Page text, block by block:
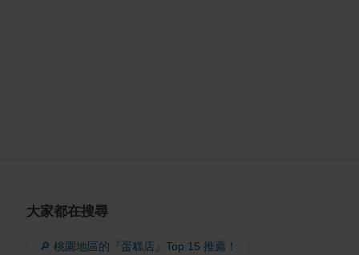
大家都在搜尋
🔎 桃園地區的『蛋糕店』Top 15 推薦！